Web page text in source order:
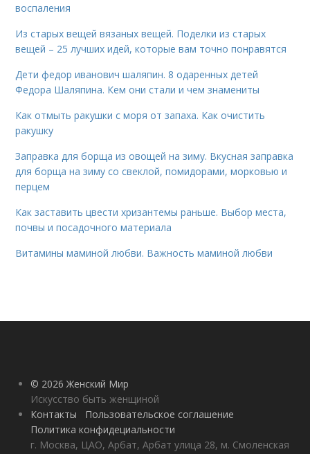
воспаления
Из старых вещей вязаных вещей. Поделки из старых
вещей – 25 лучших идей, которые вам точно понравятся
Дети федор иванович шаляпин. 8 одаренных детей
Федора Шаляпина. Кем они стали и чем знамениты
Как отмыть ракушки с моря от запаха. Как очистить
ракушку
Заправка для борща из овощей на зиму. Вкусная заправка
для борща на зиму со свеклой, помидорами, морковью и
перцем
Как заставить цвести хризантемы раньше. Выбор места,
почвы и посадочного материала
Витамины маминой любви. Важность маминой любви
© 2026 Женский Мир
Искусство быть женщиной
Контакты
Пользовательское соглашение
Политика конфидециальности
г. Москва, ЦАО, Арбат, Арбат улица 28, м. Смоленская